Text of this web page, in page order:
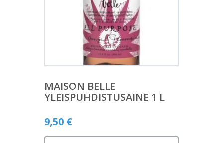
MAISON BELLE
YLEISPUHDISTUSAINE 1 L
9,50 €